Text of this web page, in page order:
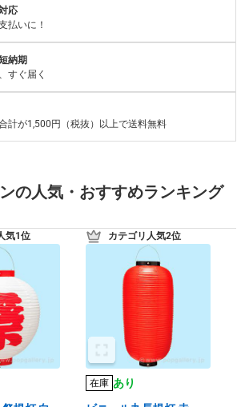
応
払いに！
納期
すぐ届く
計が1,500円（税抜）以上で送料無料
の人気・おすすめランキング
気1位 カテゴリ人気2位
在庫 あり